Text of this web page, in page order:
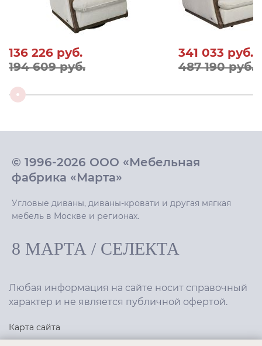
136 226 руб.
194 609 руб.
341 033 руб.
487 190 руб.
© 1996-2026 ООО «Мебельная
фабрика «Марта»
Угловые диваны, диваны-кровати и другая мягкая
мебель в Москве и регионах.
8 МАРТА / СЕЛЕКТА
Любая информация на сайте носит справочный
характер и не является публичной офертой.
Карта сайта
Политика конфиденциальности